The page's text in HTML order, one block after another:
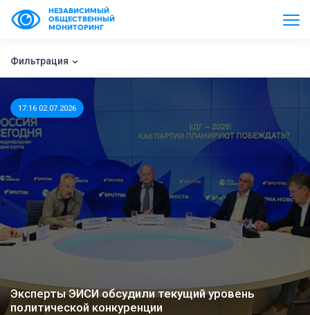
НЕЗАВИСИМЫЙ
ОБЩЕСТВЕННЫЙ
МОНИТОРИНГ
Фильтрация
17:16 02.07.2026
Эксперты ЭИСИ обсудили текущий уровень
политической конкуренции